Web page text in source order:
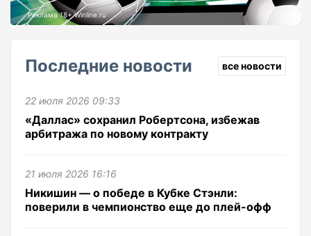
Реклама 18+ Winline.ru
Последние новости все новости
22 июля 2026 09:33
«Даллас» сохранил Робертсона, избежав
арбитража по новому контракту
21 июля 2026 16:16
Никишин — о победе в Кубке Стэнли:
поверили в чемпионство еще до плей-офф